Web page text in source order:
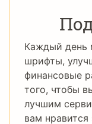
Каждый день
шрифты,
финансовые
того, чтобы
лучшим
вам